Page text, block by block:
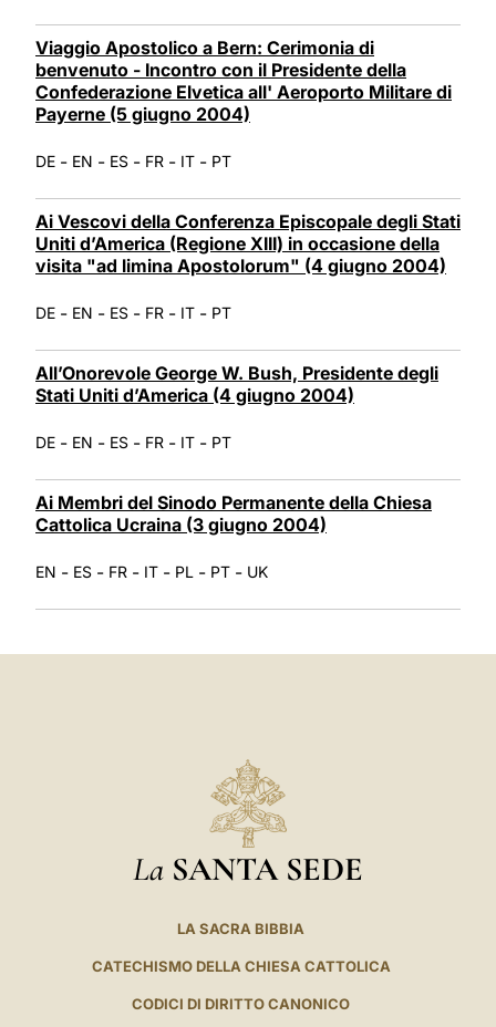
Viaggio Apostolico a Bern: Cerimonia di
benvenuto - Incontro con il Presidente della
Confederazione Elvetica all' Aeroporto Militare di
Payerne (5 giugno 2004)
DE - EN - ES - FR - IT - PT
Ai Vescovi della Conferenza Episcopale degli Stati
Uniti d’America (Regione XIII) in occasione della
visita "ad limina Apostolorum" (4 giugno 2004)
DE - EN - ES - FR - IT - PT
All’Onorevole George W. Bush, Presidente degli
Stati Uniti d’America (4 giugno 2004)
DE - EN - ES - FR - IT - PT
Ai Membri del Sinodo Permanente della Chiesa
Cattolica Ucraina (3 giugno 2004)
EN - ES - FR - IT - PL - PT - UK
La SANTA SEDE
LA SACRA BIBBIA
CATECHISMO DELLA CHIESA CATTOLICA
CODICI DI DIRITTO CANONICO